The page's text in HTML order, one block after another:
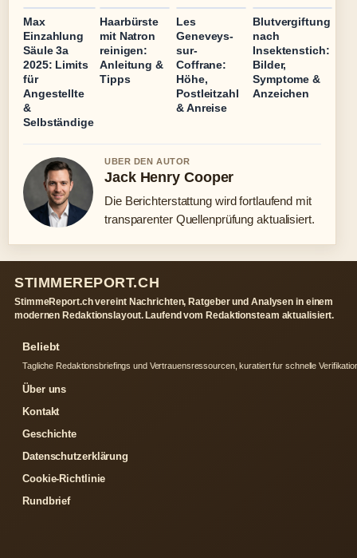
Max
Einzahlung
Säule 3a
2025: Limits
für
Angestellte
&
Selbständige
Haarbürste
mit Natron
reinigen:
Anleitung &
Tipps
Les
Geneveys-
sur-
Coffrane:
Höhe,
Postleitzahl
& Anreise
Blutvergiftung
nach
Insektenstich:
Bilder,
Symptome &
Anzeichen
UBER DEN AUTOR
Jack Henry Cooper
Die Berichterstattung wird fortlaufend mit
transparenter Quellenprüfung aktualisiert.
STIMMEREPORT.CH
StimmeReport.ch vereint Nachrichten, Ratgeber und Analysen in einem
modernen Redaktionslayout. Laufend vom Redaktionsteam aktualisiert.
Beliebt
Tagliche Redaktionsbriefings und Vertrauensressourcen, kuratiert fur schnelle
Über uns
Kontakt
Geschichte
Datenschutzerklärung
Cookie-Richtlinie
Rundbrief